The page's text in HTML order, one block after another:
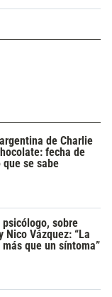
de Charlie
fecha de
se sabe
sobre
Nico Vázquez: “La
que un síntoma”